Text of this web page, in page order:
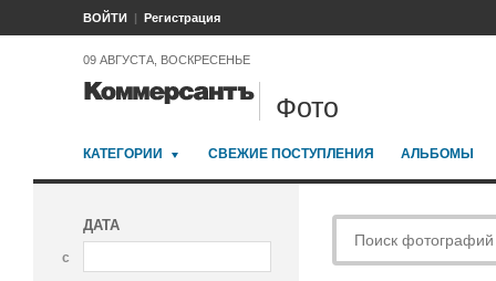
ВОЙТИ Регистрация
09 АВГУСТА, ВОСКРЕСЕНЬЕ
Фото
КАТЕГОРИИ СВЕЖИЕ ПОСТУПЛЕНИЯ АЛЬБОМЫ
ДАТА
с